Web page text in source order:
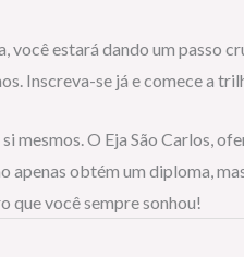
estará dando um
Inscreva-se já e comece a
O Eja São Carlos,
obtém um diploma,
que você sempre sonhou!